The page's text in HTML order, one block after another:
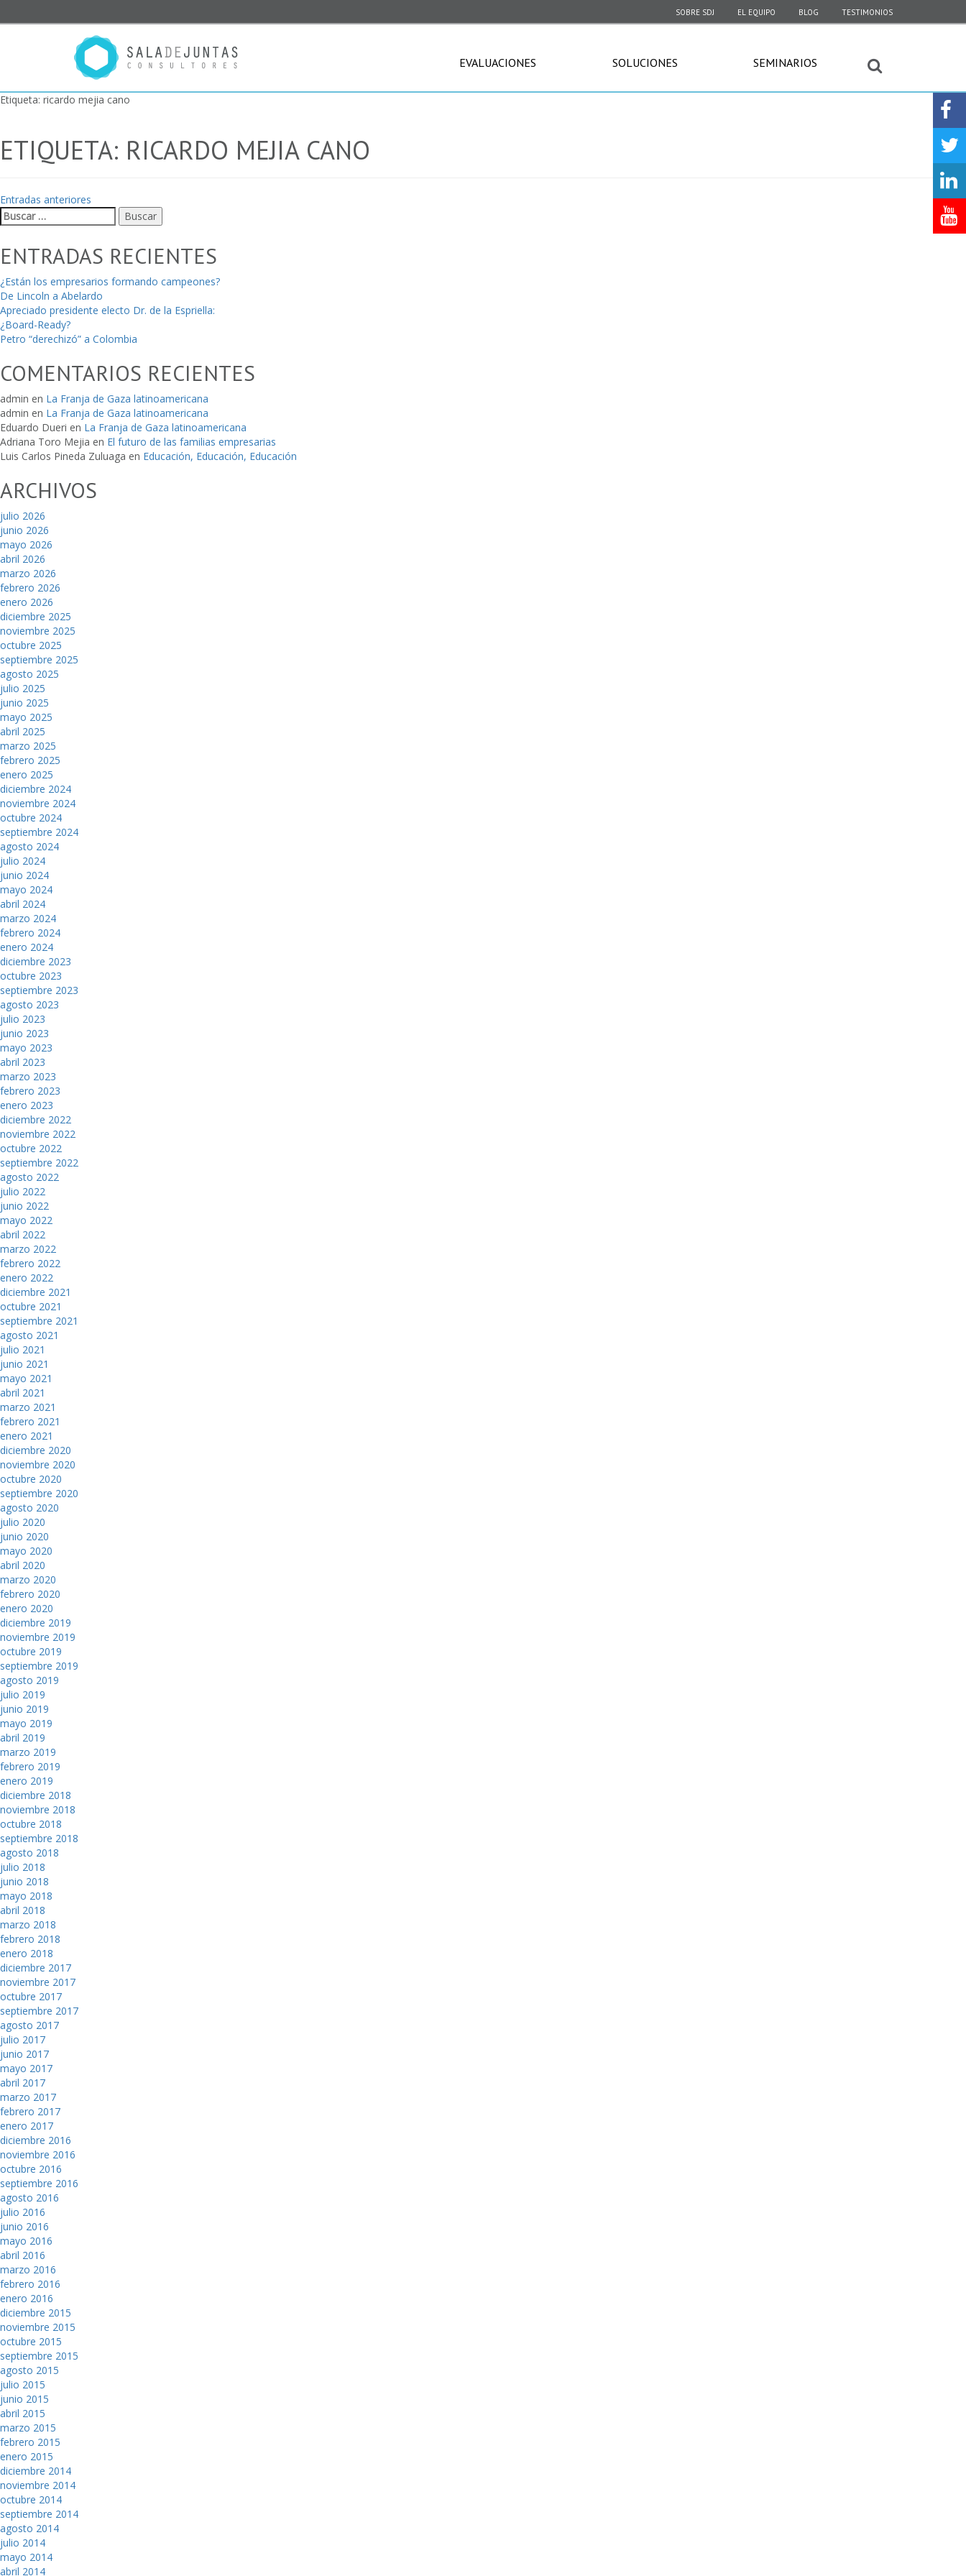
SOBRE SDJ EL EQUIPO BLOG TESTIMONIOS
EVALUACIONES SOLUCIONES SEMINARIOS
Etiqueta: ricardo mejia cano
ETIQUETA: RICARDO MEJIA CANO
NAVEGACIÓN
DE
ENTRADAS
Entradas anteriores
Buscar:
ENTRADAS RECIENTES
¿Están los empresarios formando campeones?
De Lincoln a Abelardo
Apreciado presidente electo Dr. de la Espriella:
¿Board-Ready?
Petro “derechizó” a Colombia
COMENTARIOS RECIENTES
admin en La Franja de Gaza latinoamericana
admin en La Franja de Gaza latinoamericana
Eduardo Dueri en La Franja de Gaza latinoamericana
Adriana Toro Mejia en El futuro de las familias empresarias
Luis Carlos Pineda Zuluaga en Educación, Educación, Educación
ARCHIVOS
julio 2026
junio 2026
mayo 2026
abril 2026
marzo 2026
febrero 2026
enero 2026
diciembre 2025
noviembre 2025
octubre 2025
septiembre 2025
agosto 2025
julio 2025
junio 2025
mayo 2025
abril 2025
marzo 2025
febrero 2025
enero 2025
diciembre 2024
noviembre 2024
octubre 2024
septiembre 2024
agosto 2024
julio 2024
junio 2024
mayo 2024
abril 2024
marzo 2024
febrero 2024
enero 2024
diciembre 2023
octubre 2023
septiembre 2023
agosto 2023
julio 2023
junio 2023
mayo 2023
abril 2023
marzo 2023
febrero 2023
enero 2023
diciembre 2022
noviembre 2022
octubre 2022
septiembre 2022
agosto 2022
julio 2022
junio 2022
mayo 2022
abril 2022
marzo 2022
febrero 2022
enero 2022
diciembre 2021
octubre 2021
septiembre 2021
agosto 2021
julio 2021
junio 2021
mayo 2021
abril 2021
marzo 2021
febrero 2021
enero 2021
diciembre 2020
noviembre 2020
octubre 2020
septiembre 2020
agosto 2020
julio 2020
junio 2020
mayo 2020
abril 2020
marzo 2020
febrero 2020
enero 2020
diciembre 2019
noviembre 2019
octubre 2019
septiembre 2019
agosto 2019
julio 2019
junio 2019
mayo 2019
abril 2019
marzo 2019
febrero 2019
enero 2019
diciembre 2018
noviembre 2018
octubre 2018
septiembre 2018
agosto 2018
julio 2018
junio 2018
mayo 2018
abril 2018
marzo 2018
febrero 2018
enero 2018
diciembre 2017
noviembre 2017
octubre 2017
septiembre 2017
agosto 2017
julio 2017
junio 2017
mayo 2017
abril 2017
marzo 2017
febrero 2017
enero 2017
diciembre 2016
noviembre 2016
octubre 2016
septiembre 2016
agosto 2016
julio 2016
junio 2016
mayo 2016
abril 2016
marzo 2016
febrero 2016
enero 2016
diciembre 2015
noviembre 2015
octubre 2015
septiembre 2015
agosto 2015
julio 2015
junio 2015
abril 2015
marzo 2015
febrero 2015
enero 2015
diciembre 2014
noviembre 2014
octubre 2014
septiembre 2014
agosto 2014
julio 2014
mayo 2014
abril 2014